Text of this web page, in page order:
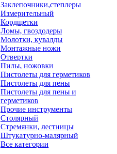
Заклепочники,степлеры
Измерительный
Кордщетки
Ломы, гвоздодеры
Молотки, кувалды
Монтажные ножи
Отвертки
Пилы, ножовки
Пистолеты для герметиков
Пистолеты для пены
Пистолеты для пены и
герметиков
Прочие инструменты
Столярный
Стремянки, лестницы
Штукатурно-малярный
Все категории